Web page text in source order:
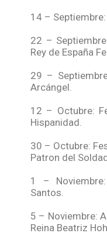
14 –
22 –
Rey de España
29 –
Arcángel.
12 – Octubre:
Hispanidad.
30 – Octubre:
Patron del
1 –
Santos.
5 – Noviembre:
Reina Beatriz